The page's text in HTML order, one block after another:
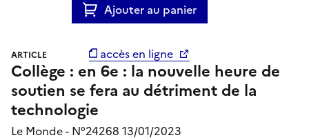
Ajouter au panier
accès en ligne
ARTICLE
Collège : en 6e : la nouvelle heure de
soutien se fera au détriment de la
technologie
Le Monde - N°24268 13/01/2023